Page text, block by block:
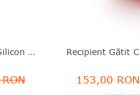
Set 6 Capace Reutilizabile, Silicon Platinat, 8.5/11.5/15/20/26 Cm, Lékué - 8710755882067
153,00 RON